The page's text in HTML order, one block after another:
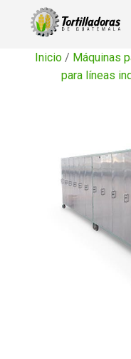
Inicio/ Máquinas
para líneas